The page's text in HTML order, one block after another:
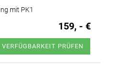
mit PK1
159, - €
VERFÜGBARKEIT PRÜFEN